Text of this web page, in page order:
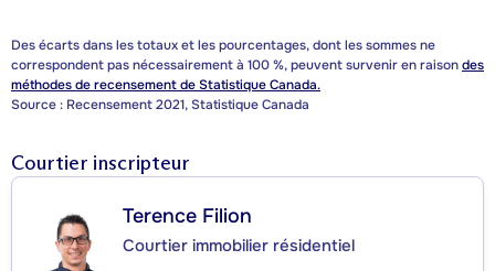
Des écarts dans les totaux et les pourcentages, dont les sommes ne
correspondent pas nécessairement à 100 %, peuvent survenir en raisondes
méthodes de recensement de Statistique Canada.
Source : Recensement 2021, Statistique Canada
Courtier inscripteur
Terence Filion
Courtier immobilier résidentiel